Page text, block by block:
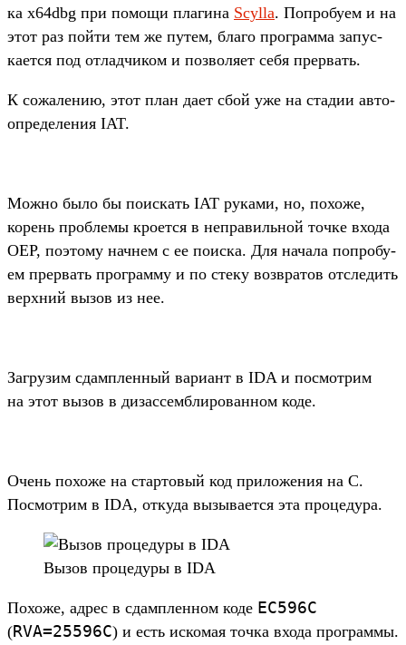
ка x64dbg при помощи пла­гина Scylla. Поп­робу­ем и на
этот раз пой­ти тем же путем, бла­го прог­рамма запус­
кает­ся под отладчи­ком и поз­воля­ет себя прер­вать.
К сожале­нию, этот план дает сбой уже на ста­дии авто­
опре­деле­ния IAT.
Мож­но было бы поис­кать IAT руками, но, похоже,
корень проб­лемы кро­ется в неп­равиль­ной точ­ке вхо­да
OEP, поэто­му нач­нем с ее поис­ка. Для начала поп­робу­
ем прер­вать прог­рамму и по сте­ку воз­вра­тов отсле­дить
вер­хний вызов из нее.
Заг­рузим сдам­плен­ный вари­ант в IDA и пос­мотрим
на этот вызов в дизас­сем­бли­рован­ном коде.
Очень похоже на стар­товый код при­ложе­ния на C.
Пос­мотрим в IDA, отку­да вызыва­ется эта про­цеду­ра.
Вы­зов про­цеду­ры в IDA
По­хоже, адрес в сдам­плен­ном коде EC596C
(RVA=25596C) и есть иско­мая точ­ка вхо­да прог­раммы.